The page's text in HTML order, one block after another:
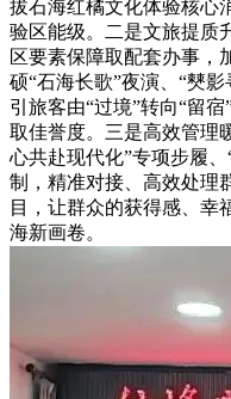
拔石海红橘文化体验核心
验区能级。二是文旅提质
区要素保障取配套办事，
硕“石海长歌”夜演、“僰
引旅客由“过境”转向“留
取佳誉度。三是高效管理
心共赴现代化”专项步履
制，精准对接、高效处理
目，让群众的获得感、幸
海新画卷。